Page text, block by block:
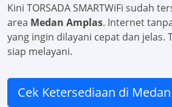
Kini TORSADA SMARTWiFi sudah
area Medan Amplas. Internet
yang ingin dilayani cepat dan jelas.
siap melayani.
Cek Ketersediaan di